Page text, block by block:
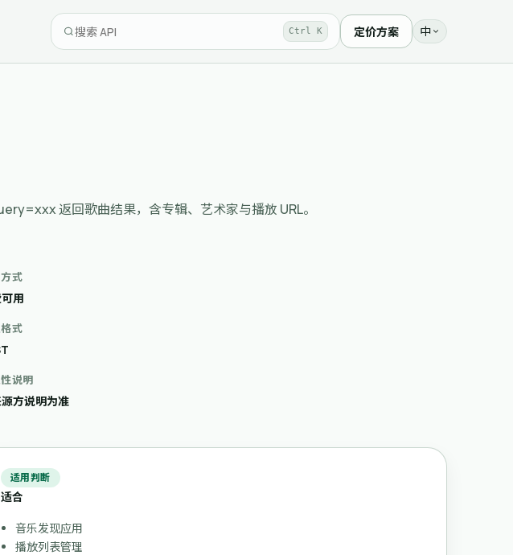
Ctrl K 定价方案 中
返回歌曲结果，含专辑、艺术家与播放 URL。
式
用
式
说明
方说明为准
适用判断
适合
音乐发现应用
播放列表管理